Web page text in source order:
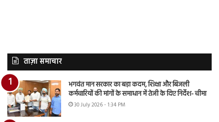
ताज़ा समाचार
भगवंत मान सरकार का बड़ा कदम, शिक्षा और बिजली
कर्मचारियों की मांगों के समाधान में तेजी के दिए निर्देश- चीमा
30 July 2026 - 1:34 PM